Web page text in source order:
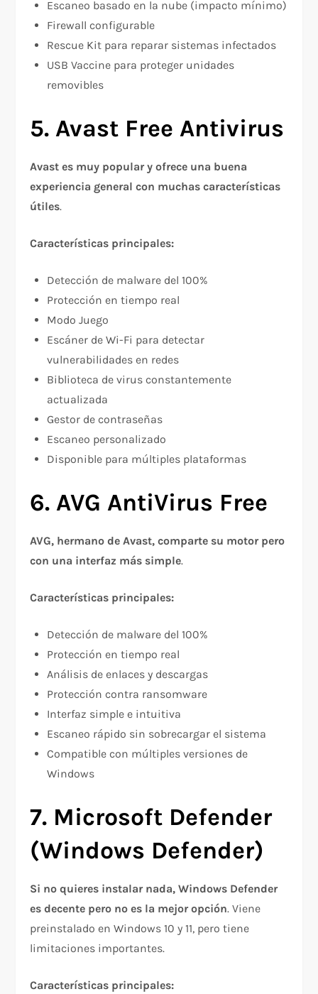
Escaneo basado en la nube (impacto mínimo)​
Firewall configurable​
Rescue Kit para reparar sistemas infectados​
USB Vaccine para proteger unidades
removibles​
5. Avast Free Antivirus
Avast es muy popular y ofrece una buena
experiencia general con muchas características
útiles.​
Características principales:
Detección de malware del 100%​
Protección en tiempo real
Modo Juego
Escáner de Wi-Fi para detectar
vulnerabilidades en redes​
Biblioteca de virus constantemente
actualizada​
Gestor de contraseñas
Escaneo personalizado
Disponible para múltiples plataformas
6. AVG AntiVirus Free
AVG, hermano de Avast, comparte su motor pero
con una interfaz más simple.​
Características principales:
Detección de malware del 100%​
Protección en tiempo real
Análisis de enlaces y descargas
Protección contra ransomware​
Interfaz simple e intuitiva
Escaneo rápido sin sobrecargar el sistema
Compatible con múltiples versiones de
Windows
7. Microsoft Defender
(Windows Defender)
Si no quieres instalar nada, Windows Defender
es decente pero no es la mejor opción. Viene
preinstalado en Windows 10 y 11, pero tiene
limitaciones importantes.​
Características principales: